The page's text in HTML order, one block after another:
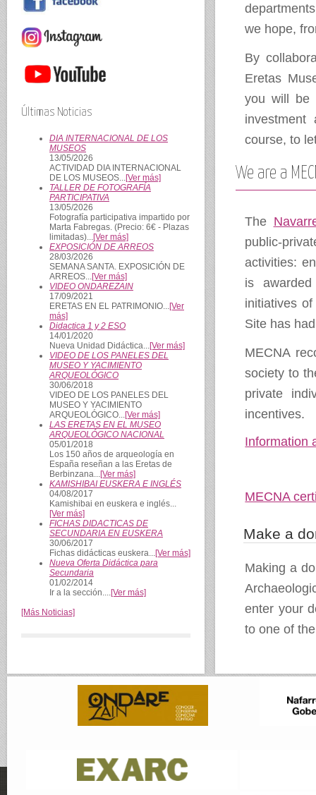
we hope,
By
Eretas
you will be
investment
course, to
We are a
The
public-
activities:
is
initiatives
Site has
MECNA
society to
private
incentives.
Information
MECNA
Make a
Making a
enter your
to one of
Últimas Noticias
DIA INTERNACIONAL DE LOS
MUSEOS
13/05/2026
ACTIVIDAD DIA INTERNACIONAL
DE LOS MUSEOS...[Ver más]
TALLER DE FOTOGRAFÍA
PARTICIPATIVA
13/05/2026
Fotografía participativa impartido por
Marta Fabregas. (Precio: 6€ - Plazas
limitadas)...[Ver más]
EXPOSICIÓN DE ARREOS
28/03/2026
SEMANA SANTA. EXPOSICIÓN DE
ARREOS...[Ver más]
VIDEO ONDAREZAIN
17/09/2021
ERETAS EN EL PATRIMONIO...[Ver
más]
Didactica 1 y 2 ESO
14/01/2020
Nueva Unidad Didáctica...[Ver más]
VIDEO DE LOS PANELES DEL
MUSEO Y YACIMIENTO
ARQUEOLÓGICO
30/06/2018
VIDEO DE LOS PANELES DEL
MUSEO Y YACIMIENTO
ARQUEOLÓGICO...[Ver más]
LAS ERETAS EN EL MUSEO
ARQUEOLÓGICO NACIONAL
05/01/2018
Los 150 años de arqueología en
España reseñan a las Eretas de
Berbinzana...[Ver más]
KAMISHIBAI EUSKERA E INGLÉS
04/08/2017
Kamishibai en euskera e inglés...
[Ver más]
FICHAS DIDACTICAS DE
SECUNDARIA EN EUSKERA
30/06/2017
Fichas didácticas euskera...[Ver más]
Nueva Oferta Didáctica para
Secundaria
01/02/2014
Ir a la sección....[Ver más]
[Más Noticias]